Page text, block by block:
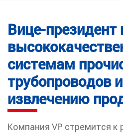
Вице-президент
системам
трубопроводов
извлечению
Компания VP стремится к